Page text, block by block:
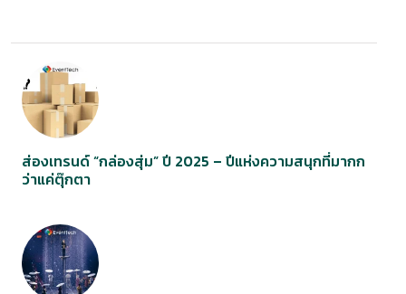
ส่องเทรนด์ “กล่องสุ่ม” ปี 2025 – ปีแห่งความสนุกที่มากก
ว่าแค่ตุ๊กตา